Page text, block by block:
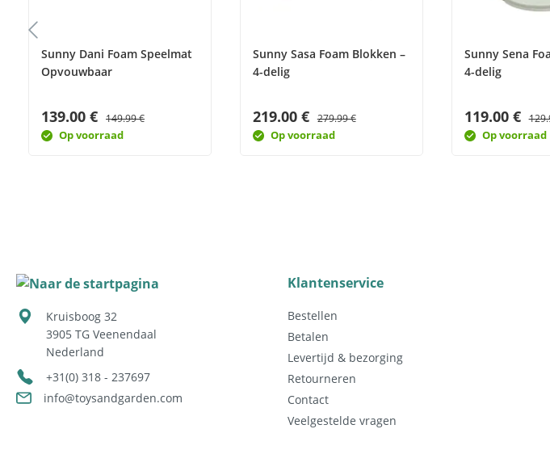
Sunny Dani Foam Speelmat
Opvouwbaar
139.00 € 149.99 €
Op voorraad
Sunny Sasa Foam Blokken –
4-delig
219.00 € 279.99 €
Op voorraad
Sunny Sena
4-delig
119.00 €
Op voorraad
Kruisboog 32
3905 TG Veenendaal
Nederland
+31(0) 318 - 237697
info@toysandgarden.com
Klantenservice
Bestellen
Betalen
Levertijd & bezorging
Retourneren
Contact
Veelgestelde vragen